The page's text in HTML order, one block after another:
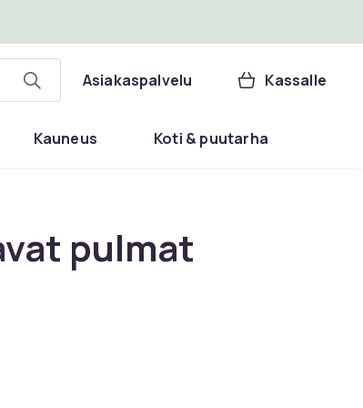
Asiakaspalvelu Kassalle
Kauneus Koti & puutarha
pulmat